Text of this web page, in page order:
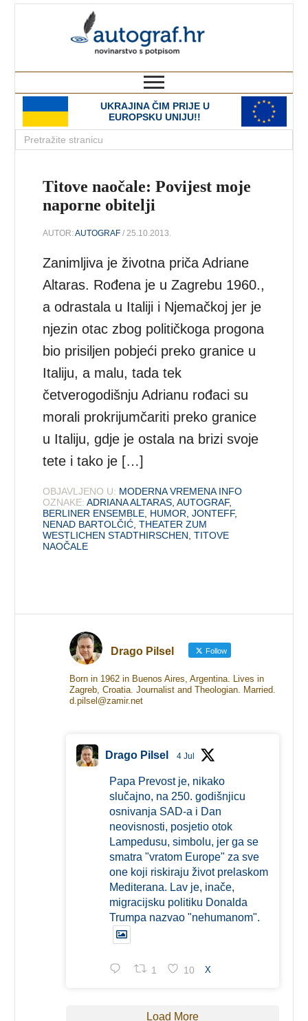
UKRAJINA ČIM PRIJE U
EUROPSKU UNIJU!!
Titove naočale: Povijest moje
naporne obitelji
AUTOR:AUTOGRAF / 25.10.2013.
Zanimljiva je životna priča Adriane
Altaras. Rođena je u Zagrebu 1960.,
a odrastala u Italiji i Njemačkoj jer je
njezin otac zbog političkoga progona
bio prisiljen pobjeći preko granice u
Italiju, a malu, tada tek
četverogodišnju Adrianu rođaci su
morali prokrijumčariti preko granice
u Italiju, gdje je ostala na brizi svoje
tete i tako je […]
OBJAVLJENO U: MODERNA VREMENA INFO
OZNAKE: ADRIANA ALTARAS ,AUTOGRAF,
BERLINER ENSEMBLE HUMOR ,JONTEFF,
NENAD BARTOLČIĆ ,THEATER ZUM
WESTLICHEN STADTHIRSCHEN ,TITOVE
NAOČALE
Drago Pilsel Follow
Born in 1962 in Buenos Aires, Argentina. Lives in
Zagreb, Croatia. Journalist and Theologian. Married.
d.pilsel@zamir.net
Drago Pilsel 4 Jul
Papa Prevost je, nikako
slučajno, na 250. godišnjicu
osnivanja SAD-a i Dan
neovisnosti, posjetio otok
Lampedusu, simbolu, jer ga se
smatra "vratom Europe" za sve
one koji riskiraju život prelaskom
Mediterana. Lav je, inače,
migracijsku politiku Donalda
Trumpa nazvao "nehumanom".
1 10 X
Load More